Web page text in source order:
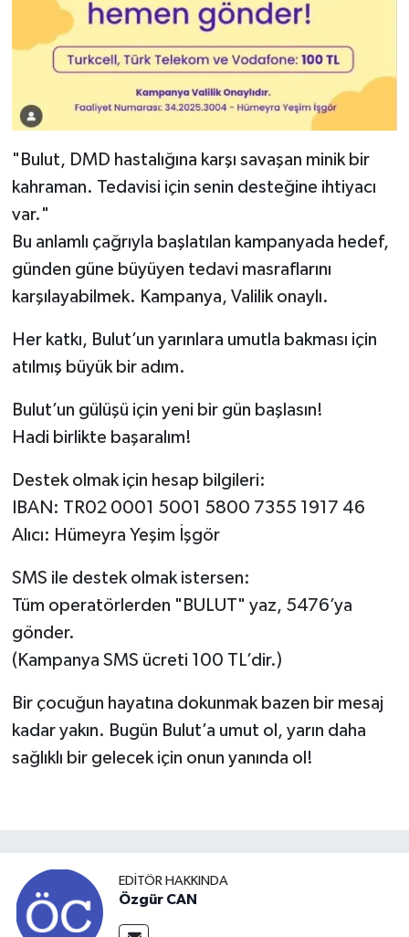
"Bulut, DMD hastalığına karşı savaşan minik bir
kahraman. Tedavisi için senin desteğine ihtiyacı
var."
Bu anlamlı çağrıyla başlatılan kampanyada hedef,
günden güne büyüyen tedavi masraflarını
karşılayabilmek. Kampanya, Valilik onaylı.
Her katkı, Bulut’un yarınlara umutla bakması için
atılmış büyük bir adım.
Bulut’un gülüşü için yeni bir gün başlasın!
Hadi birlikte başaralım!
Destek olmak için hesap bilgileri:
IBAN: TR02 0001 5001 5800 7355 1917 46
Alıcı: Hümeyra Yeşim İşgör
SMS ile destek olmak istersen:
Tüm operatörlerden "BULUT" yaz, 5476’ya
gönder.
(Kampanya SMS ücreti 100 TL’dir.)
Bir çocuğun hayatına dokunmak bazen bir mesaj
kadar yakın. Bugün Bulut’a umut ol, yarın daha
sağlıklı bir gelecek için onun yanında ol!
EDITÖR HAKKINDA
Özgür CAN